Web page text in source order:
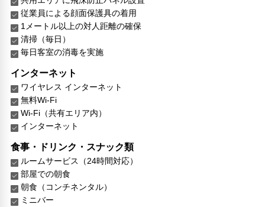
従業員による顔面保護具の着用
1メートル以上の対人距離の確保
清掃（毎日）
毎日客室の消毒を実施
インターネット
ワイヤレス インターネット
無料Wi-Fi
Wi-Fi（共有エリア内）
インターネット
食事・ドリンク・スナック類
ルームサービス（24時間対応）
部屋での朝食
朝食（コンチネンタル）
ミニバー